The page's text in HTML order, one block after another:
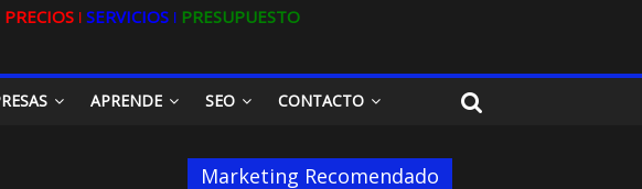
PRECIOS ǀ SERVICIOS ǀ PRESUPUESTO
APRENDE SEO CONTACTO
Marketing Recomendado